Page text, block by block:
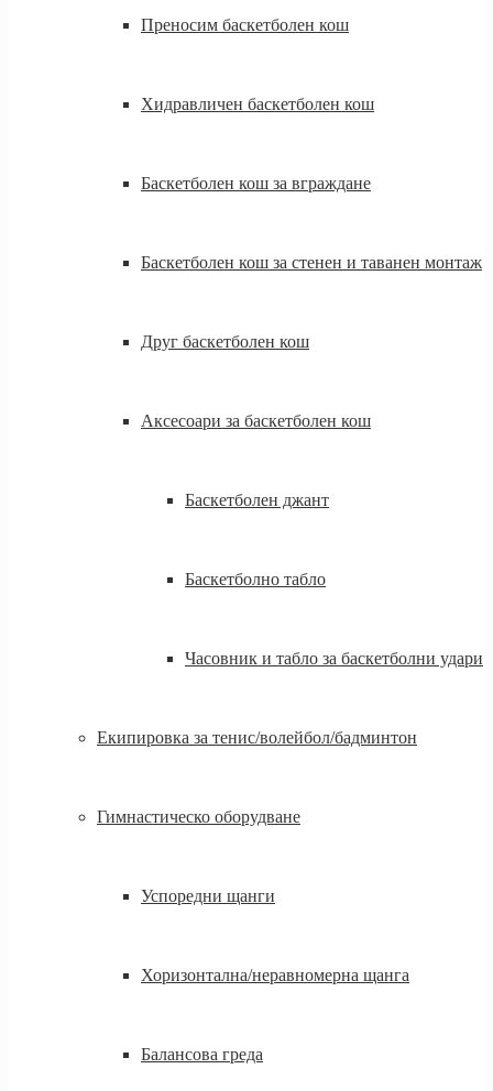
Преносим баскетболен кош
Хидравличен баскетболен кош
Баскетболен кош за вграждане
Баскетболен кош за стенен и таванен монтаж
Друг баскетболен кош
Аксесоари за баскетболен кош
Баскетболен джант
Баскетболно табло
Часовник и табло за баскетболни удари
Екипировка за тенис/волейбол/бадминтон
Гимнастическо оборудване
Успоредни щанги
Хоризонтална/неравномерна щанга
Балансова греда